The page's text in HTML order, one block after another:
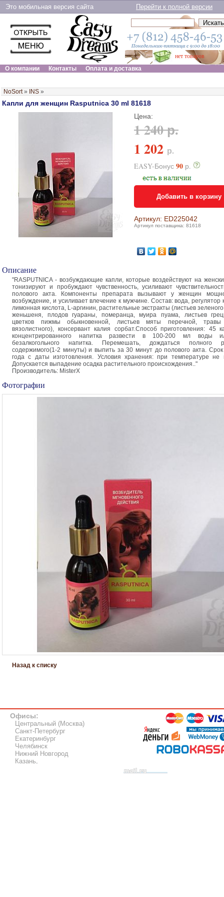
Это мобильная версия сайта Перейти к полной версии
нет товаров
О компании
Контакты Оплата и доставка
NoSort» INS »
Капли для женщин Rasputnica 30 ml 81618
Цена:
1 240 р.
1 202 р.
EASY-Бонус 90 р.
Добавить в корзину
Артикул: ED225042
Артикул поставщика: 81618
Описание
"RASPUTNICA - возбуждающие капли, которые воздействуют на
тонизируют и пробуждают чувственность, усиливают
полового акта. Компоненты препарата вызывают у женщин
возбуждение, и усиливает влечение к мужчине. Состав: вода, регулятор
лимонная кислота, L-аргинин, растительные экстракты (листьев
женьшеня, плодов гуараны, померанца, муира пуама, листьев
цветков пижмы обыкновенной, листьев мяты перечной, травы
вязолистного), консервант калия сорбат.Способ приготовления: 45
концентрированного напитка развести в 100-200 мл воды
безалкогольного напитка. Перемешать, дождаться полного
содержимого(1-2 минуты) и выпить за 30 минут до полового акта. Срок
года с даты изготовления. Условия хранения: при температуре
Допускается выпадение осадка растительного происхождения.."
Производитель: MisterX
Фотографии
Назад к списку
Офисы:
Центральный (Москва)
Санкт-Петербург
Екатеринбург
Челябинск
Нижний Новгород
Казань.